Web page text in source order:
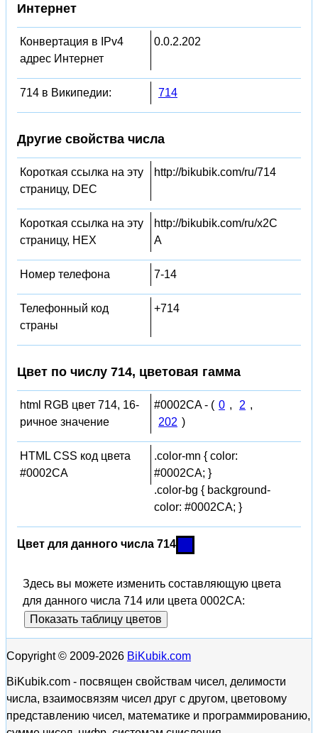
Интернет
Конвертация в IPv4
адрес Интернет
0.0.2.202
714 в Википедии: 714
Другие свойства числа
Короткая ссылка на эту
страницу, DEC
http://bikubik.com/ru/714
Короткая ссылка на эту
страницу, HEX
http://bikubik.com/ru/x2C
A
Номер телефона 7-14
Телефонный код
страны
+714
Цвет по числу 714, цветовая гамма
html RGB цвет 714, 16-
ричное значение
#0002CA - ( 0 , 2 ,
202 )
HTML CSS код цвета
#0002CA
.color-mn { color:
#0002CA; }
.color-bg { background-
color: #0002CA; }
Цвет для данного числа 714
Здесь вы можете изменить составляющую цвета
для данного числа 714 или цвета 0002CA:
Показать таблицу цветов
Copyright © 2009-2026 BiKubik.com
BiKubik.com - посвящен свойствам чисел, делимости
числа, взаимосвязям чисел друг с другом, цветовому
представлению чисел, математике и программированию,